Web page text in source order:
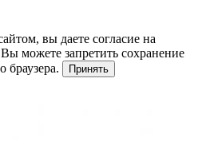
вы даете согласие на
Вы можете запретить сохранение
браузера.
Принять